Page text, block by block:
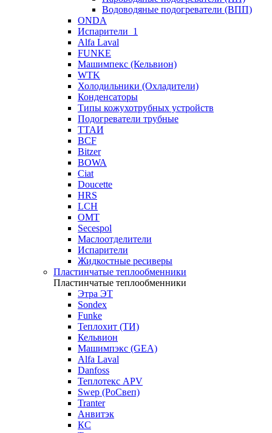
Водоводяные подогреватели (ВПП)
ONDA
Испарители_1
Alfa Laval
FUNKE
Машимпекс (Кельвион)
WTK
Холодильники (Охладители)
Конденсаторы
Типы кожухотрубных устройств
Подогреватели трубные
ТТАИ
BCF
Bitzer
BOWA
Ciat
Doucette
HRS
LCH
OMT
Secespol
Маслоотделители
Испарители
Жидкостные ресиверы
Пластинчатые теплообменники
Пластинчатые теплообменники
Этра ЭТ
Sondex
Funke
Теплохит (ТИ)
Кельвион
Машимпэкс (GEA)
Alfa Laval
Danfoss
Теплотекс APV
Swep (РоСвеп)
Tranter
Анвитэк
КС